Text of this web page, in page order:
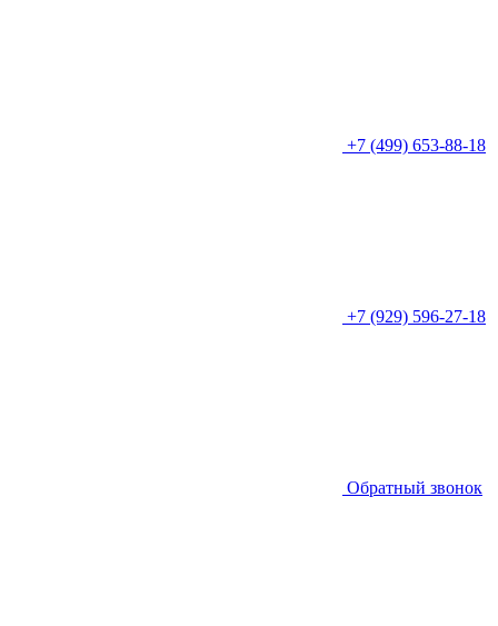
+7 (499) 653-88-18
+7 (929) 596-27-18
Обратный звонок